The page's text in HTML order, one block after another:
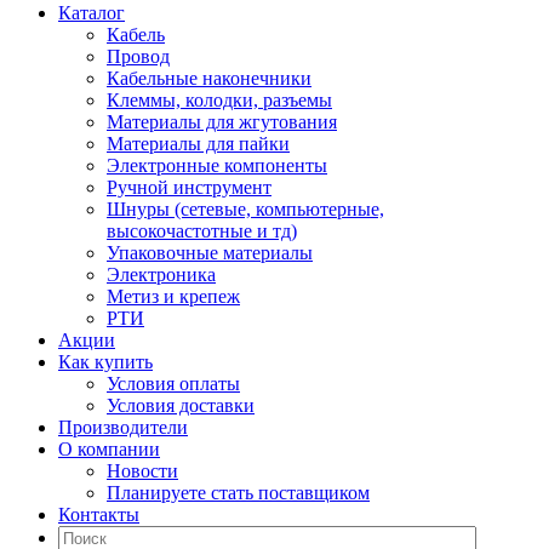
Каталог
Кабель
Провод
Кабельные наконечники
Клеммы, колодки, разъемы
Материалы для жгутования
Материалы для пайки
Электронные компоненты
Ручной инструмент
Шнуры (сетевые, компьютерные,
высокочастотные и тд)
Упаковочные материалы
Электроника
Метиз и крепеж
РТИ
Акции
Как купить
Условия оплаты
Условия доставки
Производители
О компании
Новости
Планируете стать поставщиком
Контакты